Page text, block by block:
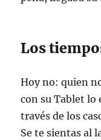
Los
Hoy no: quien
con su Tablet lo
través de los
Se te sientas al